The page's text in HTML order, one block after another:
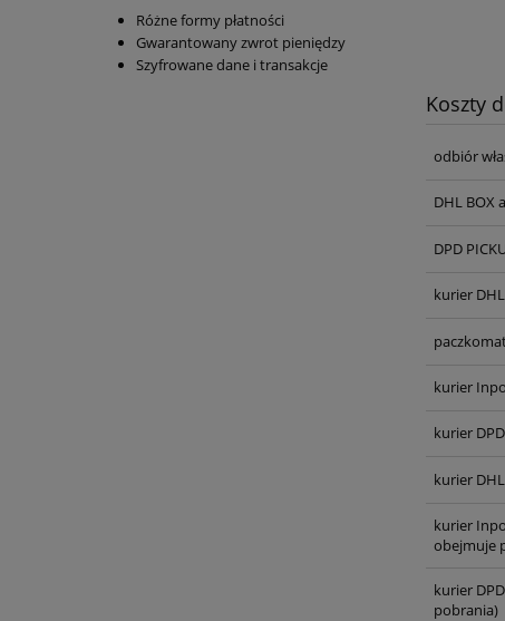
Różne formy płatności
Gwarantowany zwrot pieniędzy
Szyfrowane dane i transakcje
Koszty
odbiór
DHL BOX
DPD
kurier DHL
kurier
kurier DPD
kurier
kurier
obejmuje
kurier
pobrania)